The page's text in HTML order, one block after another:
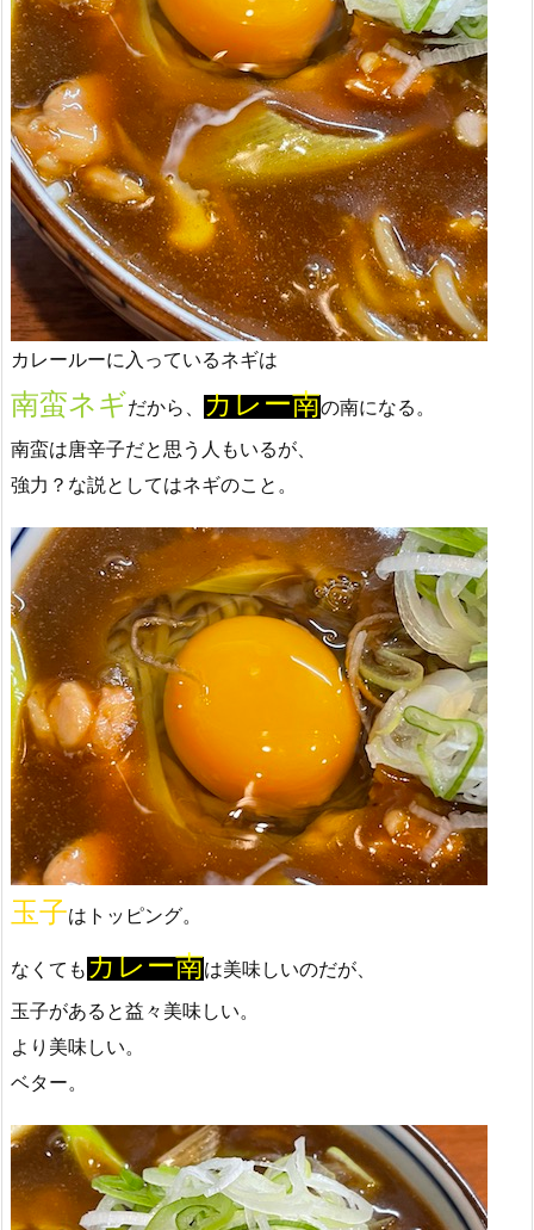
カレールーに入っているネギは
南蛮ネギだから、 カレー南の南になる。
南蛮は唐辛子だと思う人もいるが、
強力？な説としてはネギのこと。
玉子はトッピング。
なくてもカレー南は美味しいのだが、
玉子があると益々美味しい。
より美味しい。
ベター。